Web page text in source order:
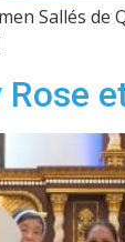
Sallés de